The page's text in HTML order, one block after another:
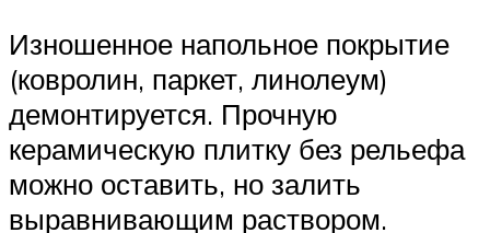
Изношенное напольное покрытие
(ковролин, паркет, линолеум)
демонтируется. Прочную
керамическую плитку без рельефа
можно оставить, но залить
выравнивающим раствором.